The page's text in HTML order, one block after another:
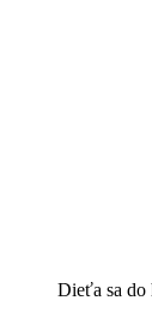
Dieťa sa do